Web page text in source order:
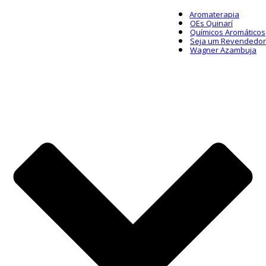
Aromaterapia
OEs Quinarí
Químicos Aromáticos
Seja um Revendedor
Wagner Azambuja